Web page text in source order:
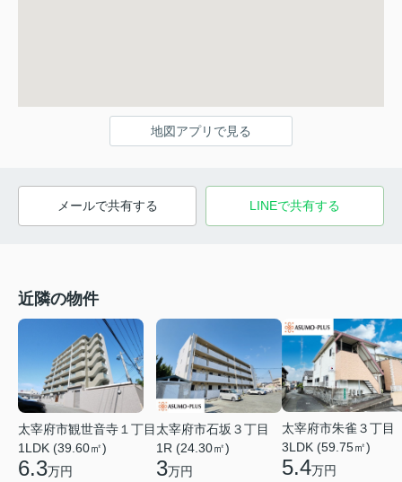
地図アプリで見る
メールで共有する LINEで共有する
近隣の物件
太宰府市観世音寺１丁目
1LDK (39.60㎡)
6.3万円
太宰府市石坂３丁目
1R (24.30㎡)
3万円
太宰府市朱雀３丁目
3LDK (59.75㎡)
5.4万円